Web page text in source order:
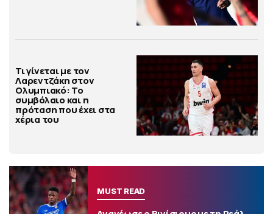
Τι γίνεται με τον
Λαρεντζάκη στον
Ολυμπιακό: Το
συμβόλαιο και η
πρόταση που έχει στα
χέρια του
MUST READ